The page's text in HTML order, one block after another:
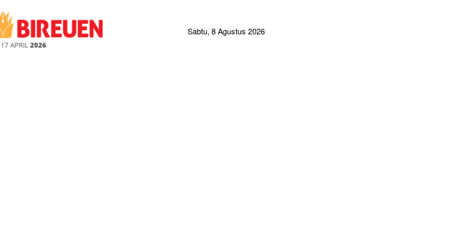
Sabtu, 8 Agustus 2026